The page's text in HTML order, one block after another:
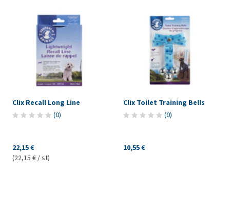
Clix Recall Long Line
(0)
22,15 €
(22,15 € / st)
Clix Toilet Training Bells
(0)
10,55 €